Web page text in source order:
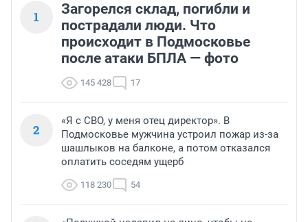
1
Загорелся склад, погибли и
пострадали люди. Что
происходит в Подмосковье
после атаки БПЛА — фото
145 428 17
2
«Я с СВО, у меня отец директор». В
Подмосковье мужчина устроил пожар из-за
шашлыков на балконе, а потом отказался
оплатить соседям ущерб
118 230 54